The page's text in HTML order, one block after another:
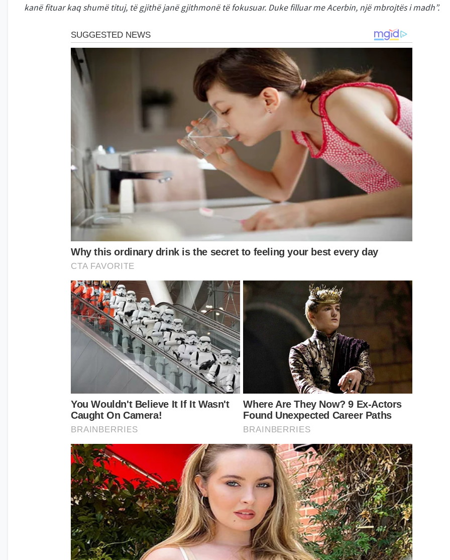
kanë fituar kaq shumë tituj, të gjithë janë gjithmonë të fokusuar. Duke filluar me Acerbin, një mbrojtës i madh”.